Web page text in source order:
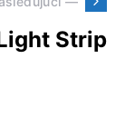
Strip